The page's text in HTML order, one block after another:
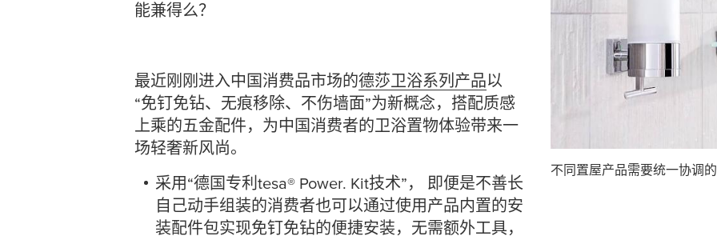
能兼得么？
最近刚刚进入中国消费品市场的德莎卫浴系列产品以
“免钉免钻、无痕移除、不伤墙面”为新概念，搭配质感
上乘的五金配件，为中国消费者的卫浴置物体验带来一
场轻奢新风尚。
采用“德国专利 tesa® Power. Kit技术”， 即便是不善长
自己动手组装的消费者也可以通过使用产品内置的安
装配件包实现免钉免钻的便捷安装，无需额外工具，
不同置屋产品需要统一协调